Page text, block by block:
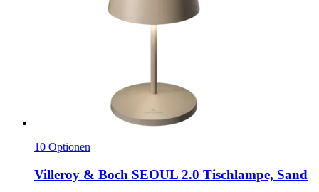
10 Optionen
Villeroy & Boch SEOUL 2.0 Tischlampe, Sand